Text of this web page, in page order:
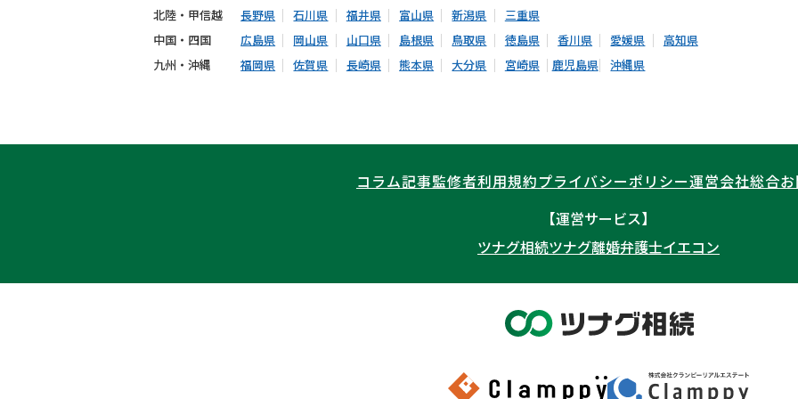
北陸・甲信越 長野県 石川県 福井県 富山県 新潟県
三重県
中国・四国
広島県 岡山県 山口県 島根県 鳥取県 徳島県 香川県 愛媛県
高知県
九州・沖縄
福岡県 佐賀県 長崎県 熊本県 大分県 宮崎県 鹿児島県 沖縄県
コラム記事監修者利用規約プライバシーポリシー運営会社総合
【運営サービス】
ツナグ相続ツナグ離婚弁護士イエコン